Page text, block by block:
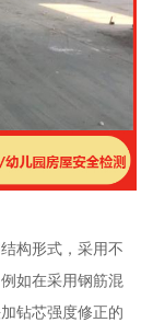
构形式，采用不
如在采用钢筋混
钻芯强度修正的